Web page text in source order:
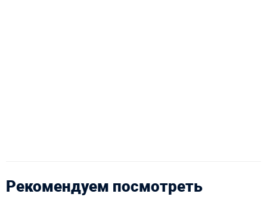
Рекомендуем посмотреть